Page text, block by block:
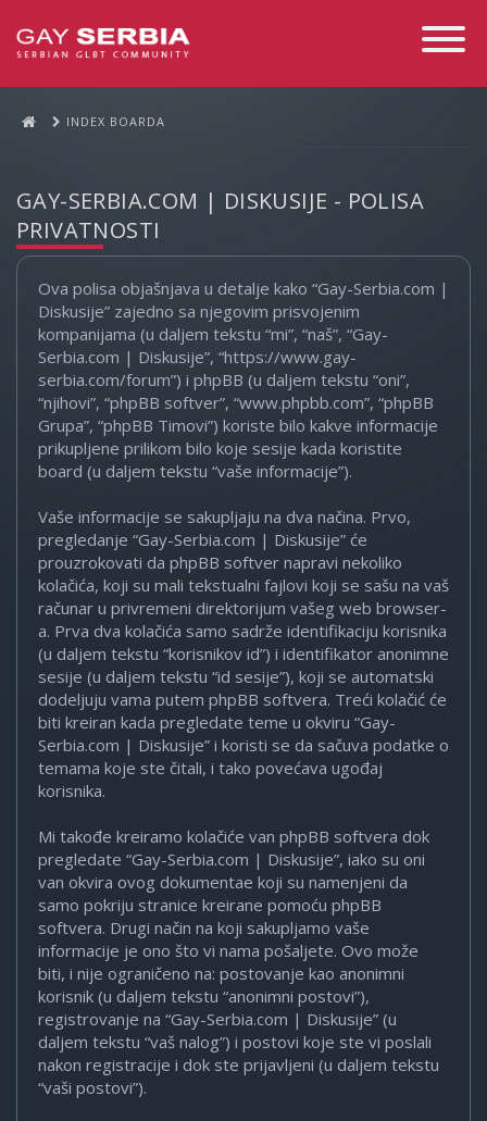
Toggle
INDEX BOARDA
GAY-SERBIA.COM | DISKUSIJE - POLISA
PRIVATNOSTI
Ova polisa objašnjava u detalje kako “Gay-Serbia.com |
Diskusije” zajedno sa njegovim prisvojenim
kompanijama (u daljem tekstu “mi”, “naš”, “Gay-
Serbia.com | Diskusije”, “https://www.gay-
serbia.com/forum”) i phpBB (u daljem tekstu “oni”,
“njihovi”, “phpBB softver”, “www.phpbb.com”, “phpBB
Grupa”, “phpBB Timovi”) koriste bilo kakve informacije
prikupljene prilikom bilo koje sesije kada koristite
board (u daljem tekstu “vaše informacije”).
Vaše informacije se sakupljaju na dva načina. Prvo,
pregledanje “Gay-Serbia.com | Diskusije” će
prouzrokovati da phpBB softver napravi nekoliko
kolačića, koji su mali tekstualni fajlovi koji se sašu na vaš
računar u privremeni direktorijum vašeg web browser-
a. Prva dva kolačića samo sadrže identifikaciju korisnika
(u daljem tekstu “korisnikov id”) i identifikator anonimne
sesije (u daljem tekstu “id sesije”), koji se automatski
dodeljuju vama putem phpBB softvera. Treći kolačić će
biti kreiran kada pregledate teme u okviru “Gay-
Serbia.com | Diskusije” i koristi se da sačuva podatke o
temama koje ste čitali, i tako povećava ugođaj
korisnika.
Mi takođe kreiramo kolačiće van phpBB softvera dok
pregledate “Gay-Serbia.com | Diskusije”, iako su oni
van okvira ovog dokumentae koji su namenjeni da
samo pokriju stranice kreirane pomoću phpBB
softvera. Drugi način na koji sakupljamo vaše
informacije je ono što vi nama pošaljete. Ovo može
biti, i nije ograničeno na: postovanje kao anonimni
korisnik (u daljem tekstu “anonimni postovi”),
registrovanje na “Gay-Serbia.com | Diskusije” (u
daljem tekstu “vaš nalog”) i postovi koje ste vi poslali
nakon registracije i dok ste prijavljeni (u daljem tekstu
“vaši postovi”).